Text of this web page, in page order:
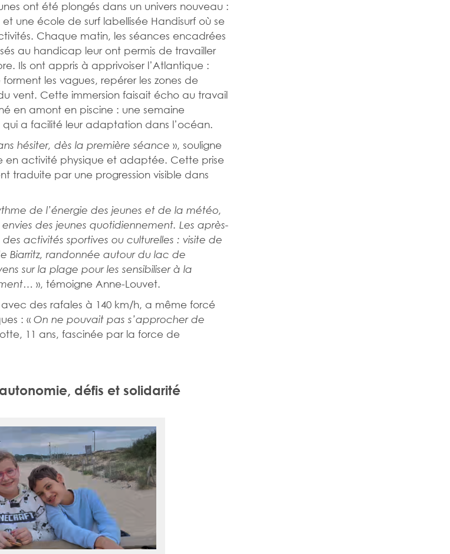
ont été plongés dans un univers nouveau :
une école de surf labellisée Handisurf où se
Chaque matin, les séances encadrées
au handicap leur ont permis de travailler
Ils ont appris à apprivoiser l’Atlantique :
les vagues, repérer les zones de
vent. Cette immersion faisait écho au travail
en amont en piscine : une semaine
a facilité leur adaptation dans l’océan.
hésiter, dès la première séance », souligne
en activité physique et adaptée. Cette prise
traduite par une progression visible dans
de l’énergie des jeunes et de la météo,
des jeunes quotidiennement. Les après-
activités sportives ou culturelles : visite de
Biarritz, randonnée autour du lac de
sur la plage pour les sensibiliser à la
», témoigne Anne-Louvet.
des rafales à 140 km/h, a même forcé
: « On ne pouvait pas s’approcher de
11 ans, fascinée par la force de
défis et solidarité